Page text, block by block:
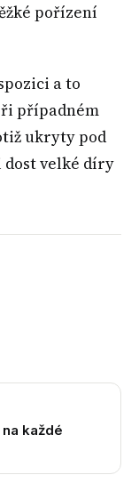
pořízení
a to
případném
ukryty pod
velké díry
každé